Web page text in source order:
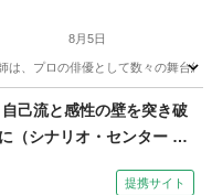
8月5日
は、プロの俳優として数々の舞台
レッスン
己流と感性の壁を突き破
に（シナリオ・センター
提携サイト